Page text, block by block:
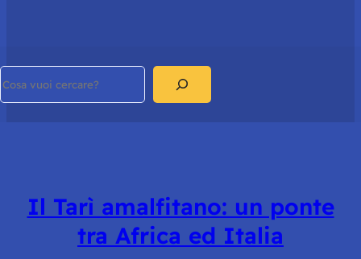
Il Tarì amalfitano: un ponte
tra Africa ed Italia